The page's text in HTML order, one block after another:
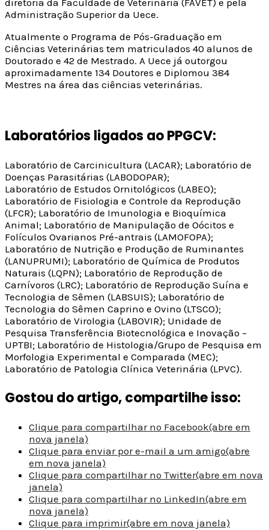
diretoria da Faculdade de Veterinária (FAVET) e pela
Administração Superior da Uece.
Atualmente o Programa de Pós-Graduação em
Ciências Veterinárias tem matriculados 40 alunos de
Doutorado e 42 de Mestrado. A Uece já outorgou
aproximadamente 134 Doutores e Diplomou 384
Mestres na área das ciências veterinárias.
Laboratórios ligados ao PPGCV:
Laboratório de Carcinicultura (LACAR); Laboratório de
Doenças Parasitárias (LABODOPAR);
Laboratório de Estudos Ornitológicos (LABEO);
Laboratório de Fisiologia e Controle da Reprodução
(LFCR); Laboratório de Imunologia e Bioquímica
Animal; Laboratório de Manipulação de Oócitos e
Folículos Ovarianos Pré-antrais (LAMOFOPA);
Laboratório de Nutrição e Produção de Ruminantes
(LANUPRUMI); Laboratório de Química de Produtos
Naturais (LQPN); Laboratório de Reprodução de
Carnívoros (LRC); Laboratório de Reprodução Suína e
Tecnologia de Sêmen (LABSUIS); Laboratório de
Tecnologia do Sêmen Caprino e Ovino (LTSCO);
Laboratório de Virologia (LABOVIR); Unidade de
Pesquisa Transferência Biotecnológica e Inovação –
UPTBI; Laboratório de Histologia/Grupo de Pesquisa em
Morfologia Experimental e Comparada (MEC);
Laboratório de Patologia Clínica Veterinária (LPVC).
Gostou do artigo, compartilhe isso:
Clique para compartilhar no Facebook(abre em
nova janela)
Clique para enviar por e-mail a um amigo(abre
em nova janela)
Clique para compartilhar no Twitter(abre em nova
janela)
Clique para compartilhar no LinkedIn(abre em
nova janela)
Clique para imprimir(abre em nova janela)